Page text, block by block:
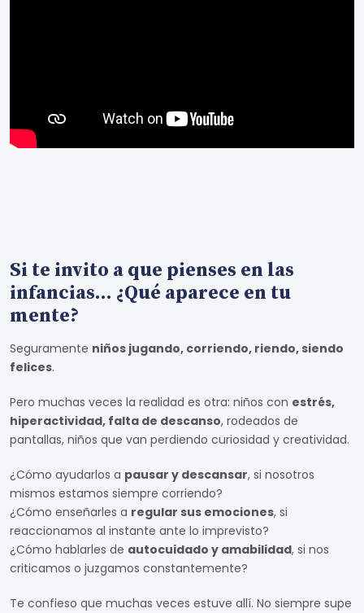
Si te invito a que pienses en las
infancias... ¿Qué aparece en tu
mente?
Seguramente niños jugando, corriendo, riendo, siendo
felices.
Pero muchas veces la realidad es otra: niños con estrés,
hiperactividad, falta de descanso, rodeados de
pantallas, niños que van perdiendo curiosidad y creatividad.
¿Cómo ayudarlos a pausar y descansar, si nosotros
mismos estamos siempre corriendo?
¿Cómo enseñarles a regular sus emociones, si
reaccionamos al instante ante lo imprevisto?
¿Cómo hablarles de autocuidado y amabilidad, si nos
criticamos o juzgamos constantemente?
Te confieso que muchas veces estuve allí. No siempre supe